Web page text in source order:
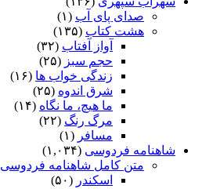
صدای پای آب (۱)
هشت کتاب (۱۳۵)
آواز آفتاب (۳۲)
حجم سبز (۲۵)
زندگی خواب ها (۱۶)
شرق اندوه (۲۵)
ما هیچ، ما نگاه (۱۴)
مرگ رنگ (۲۲)
مسافر (۱)
شاهنامه فردوسی (۱,۰۳۴)
متن کامل شاهنامه فردوسی
اسکندر (۵۰)